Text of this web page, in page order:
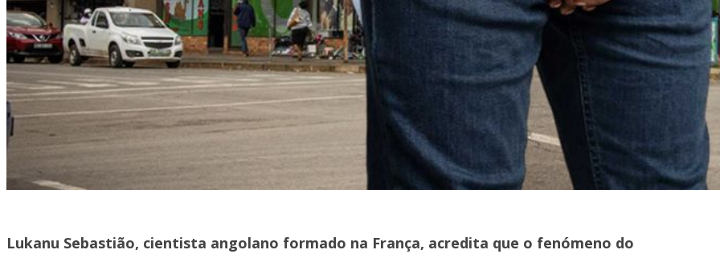
Lukanu Sebastião, cientista angolano formado na França, acredita que o fenómeno do